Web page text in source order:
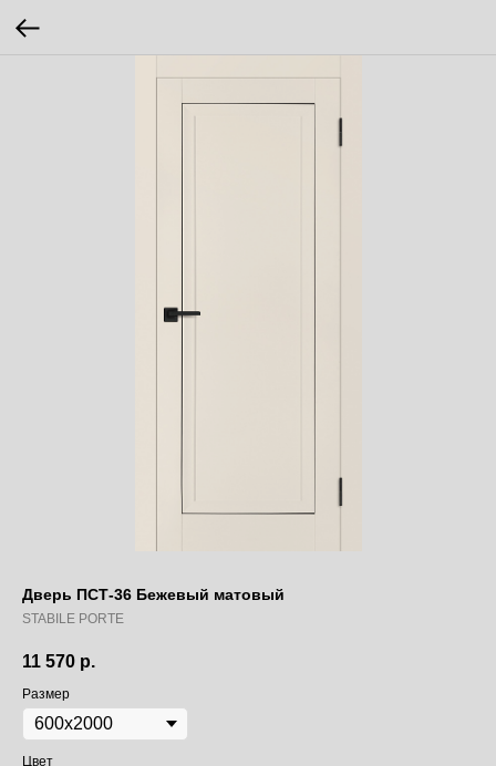
Дверь ПСТ-36 Бежевый матовый
STABILE PORTE
11 570 р.
Размер
Цвет